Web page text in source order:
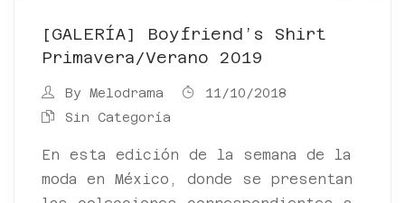
[GALERÍA] Boyfriend’s Shirt
Primavera/verano 2019
By Melodrama
11/10/2018
Sin Categoría
En esta edición de la semana de la
moda en México, donde se presentan